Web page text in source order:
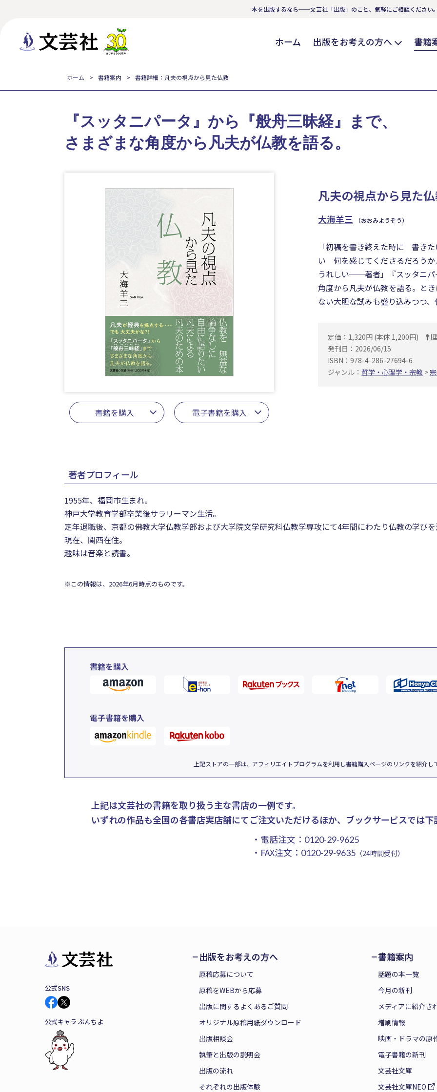
本を出版するなら──文芸社「出版」のこと、気軽にご相談ください
ホーム 出版をお考えの方へ 書籍
ホーム 書籍案内 書籍詳細：凡夫の視点から見た仏教
凡夫の視点から見た
大海羊三 （おおみようぞう）
書籍を購入 電子書籍を購入
『スッタニパータ』から『般舟三昧経』まで、
さまざまな角度から凡夫が仏教を語る。
「初稿を書き終えた時に 書き
い 何を感じてくださるだろう
うれしい──著者」『スッタニパ
角度から凡夫が仏教を語る。と
ない大胆な試みも盛り込みつつ
定価：1,320円 (本体 1,200円)
判
発刊日：2026/06/15
ISBN：978-4-286-27694-6
ジャンル： 哲学・心理学・宗教 >
著者プロフィール
1955年、福岡市生まれ。
神戸大学教育学部卒業後サラリーマン生活。
定年退職後、京都の佛教大学仏教学部および大学院文学研究科仏教学専攻にて4年間にわたり仏教の学び
現在、関西在住。
趣味は音楽と読書。
※この情報は、2026年6月時点のものです。
書籍を購入
電子書籍を購入
上記ストアの一部は、アフィリエイトプログラムを利用し書籍購入ページのリンクを紹介し
上記は文芸社の書籍を取り扱う主な書店の一例です。
いずれの作品も全国の各書店実店舗にてご注文いただけるほか、ブックサービスでは
・電話注文： 0120-29-9625
・FAX注文： 0120-29-9635（24時間受付）
公式SNS
公式キャラ ぶんちよ
出版をお考えの方へ
原稿応募について
原稿をWEBから応募
出版に関するよくあるご質問
オリジナル原稿用紙ダウンロード
出版相談会
執筆と出版の説明会
出版の流れ
それぞれの出版体験
書籍案内
話題の本一覧
今月の新刊
メディアに紹介さ
増刷情報
映画・ドラマの原
電子書籍の新刊
文芸社文庫
文芸社文庫NEO